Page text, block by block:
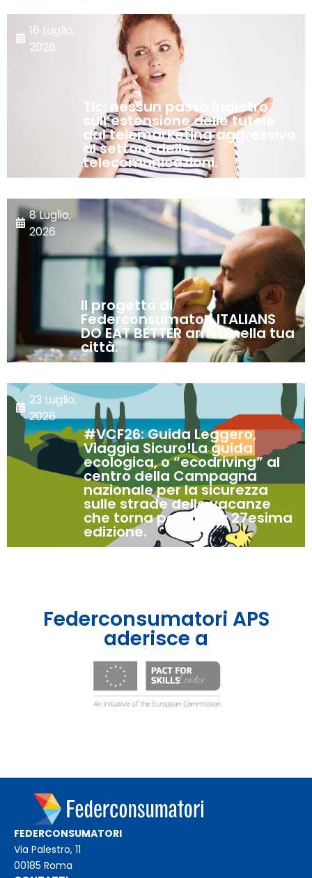
16 Luglio,
2026
Tlc: nessun passo indietro
sull’estensione delle tutele
dal telemarketing aggressivo
al settore delle
telecomunicazioni.
8 Luglio,
2026
Il progetto di
Federconsumatori ITALIANS
DO EAT BETTER arriva nella tua
città.
23 Luglio,
2026
#VCF26: Guida Leggero,
Viaggia Sicuro!La guida
ecologica, o “ecodriving” al
centro della Campagna
nazionale per la sicurezza
sulle strade delle vacanze
che torna per la sua 27esima
edizione.
Federconsumatori APS
aderisce a
FEDERCONSUMATORI
Via Palestro, 11
00185 Roma